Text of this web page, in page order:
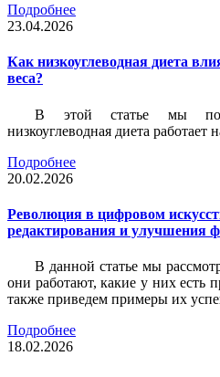
Подробнее
23.04.2026
Как низкоуглеводная диета
веса?
В этой статье мы
низкоуглеводная диета работает
Подробнее
20.02.2026
Революция в цифровом
редактирования и улучшения
В данной статье мы
они работают, какие у них есть
также приведем примеры их
Подробнее
18.02.2026